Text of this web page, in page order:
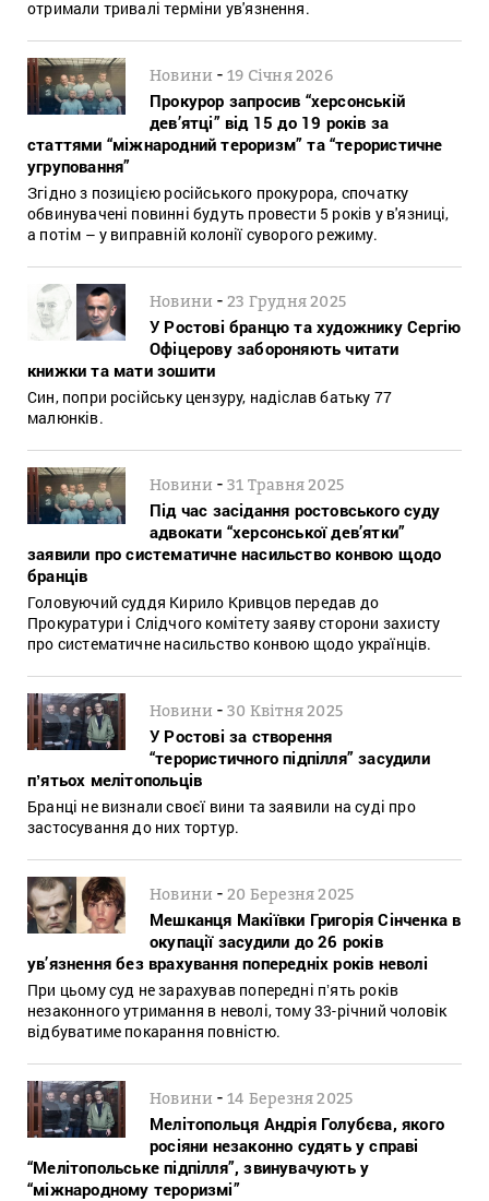
отримали тривалі терміни ув'язнення.
Новини -19 Січня 2026
Прокурор запросив “херсонській
дев’ятці” від 15 до 19 років за
статтями “міжнародний тероризм” та “терористичне
угруповання”
Згідно з позицією російського прокурора, спочатку
обвинувачені повинні будуть провести 5 років у в'язниці,
а потім – у виправній колонії суворого режиму.
Новини -23 Грудня 2025
У Ростові бранцю та художнику Сергію
Офіцерову забороняють читати
книжки та мати зошити
Син, попри російську цензуру, надіслав батьку 77
малюнків.
Новини -31 Травня 2025
Під час засідання ростовського суду
адвокати “херсонської дев’ятки”
заявили про систематичне насильство конвою щодо
бранців
Головуючий суддя Кирило Кривцов передав до
Прокуратури і Слідчого комітету заяву сторони захисту
про систематичне насильство конвою щодо українців.
Новини -30 Квітня 2025
У Ростові за створення
“терористичного підпілля” засудили
пʼятьох мелітопольців
Бранці не визнали своєї вини та заявили на суді про
застосування до них тортур.
Новини -20 Березня 2025
Мешканця Макіївки Григорія Сінченка в
окупації засудили до 26 років
ув’язнення без врахування попередніх років неволі
При цьому суд не зарахував попередні пʼять років
незаконного утримання в неволі, тому 33-річний чоловік
відбуватиме покарання повністю.
Новини -14 Березня 2025
Мелітопольця Андрія Голубєва, якого
росіяни незаконно судять у справі
“Мелітопольське підпілля”, звинувачують у
“міжнародному тероризмі”